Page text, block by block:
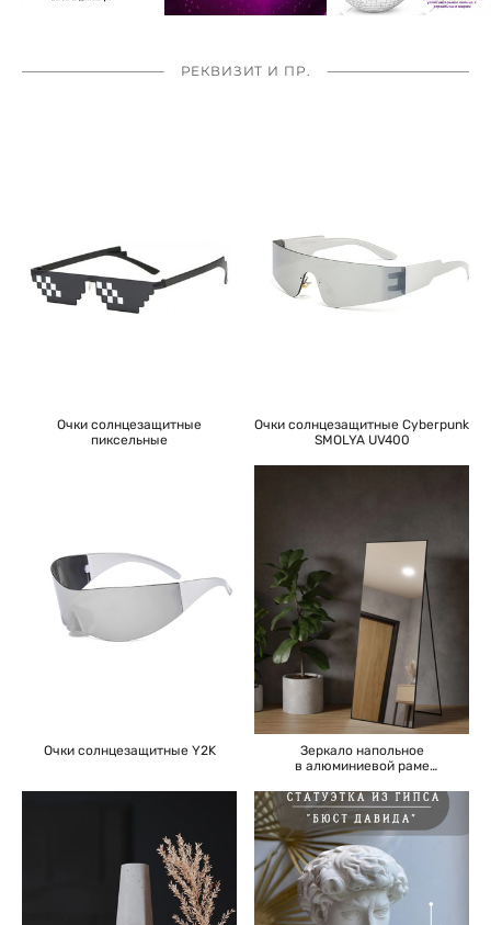
РЕКВИЗИТ И ПР.
Очки солнцезащитные
пиксельные
Очки солнцезащитные Cyberpunk
SMOLYA UV400
Очки солнцезащитные Y2K
Зеркало напольное
в алюминиевой раме
160×60см